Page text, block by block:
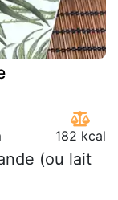
182 kcal
(ou lait